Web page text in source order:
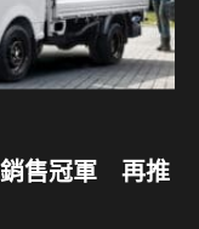
售冠軍 再推